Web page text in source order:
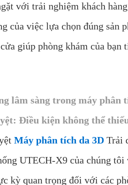
với trải nghiệm khách
của việc lựa chọn đúng sản
giúp phòng khám của bạn
lâm sàng trong máy phân
Điều kiện không thể
Máy phân tích da 3D Trải
UTECH-X9 của chúng
kỳ quan trọng đối với các